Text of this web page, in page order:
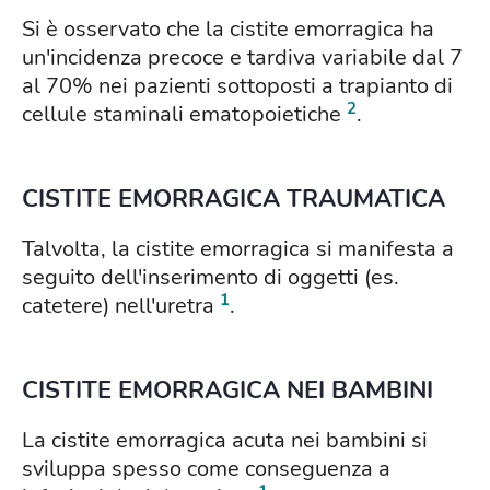
Si è osservato che la cistite emorragica ha
un'incidenza precoce e tardiva variabile dal 7
al 70% nei pazienti sottoposti a trapianto di
cellule staminali ematopoietiche 2.
CISTITE EMORRAGICA TRAUMATICA
Talvolta, la cistite emorragica si manifesta a
seguito dell'inserimento di oggetti (es.
catetere) nell'uretra 1.
CISTITE EMORRAGICA NEI BAMBINI
La cistite emorragica acuta nei bambini si
sviluppa spesso come conseguenza a